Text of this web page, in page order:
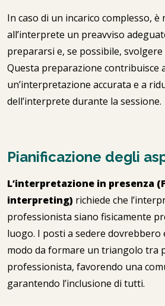
In caso di un incarico complesso,
all’interprete un preavviso
prepararsi e, se possibile,
Questa preparazione contribuisce
un’interpretazione accurata e a
dell’interprete durante la sessione.
Pianificazione degli
L’interpretazione in presenza
interpreting) richiede che
professionista siano fisicamente
luogo. I posti a sedere dovrebbero
modo da formare un triangolo tra
professionista, favorendo una
garantendo l’inclusione di tutti.